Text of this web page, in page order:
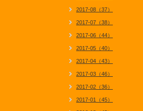
2017-08（37）
2017-07（38）
2017-06（44）
2017-05（40）
2017-04（43）
2017-03（46）
2017-02（36）
2017-01（45）